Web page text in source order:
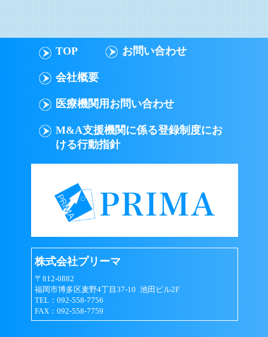
TOP お問い合わせ
会社概要
医療機関用お問い合わせ
M&A支援機関に係る登録制度にお
ける行動指針
株式会社プリーマ
〒812-0882
福岡市博多区麦野4丁目37-10 池田ビル2F
TEL：092-558-7756
FAX：092-558-7759